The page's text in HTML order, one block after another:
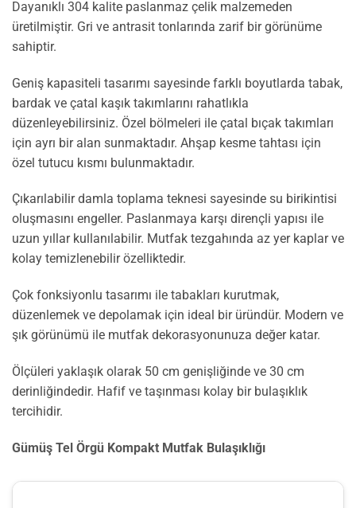
Dayanıklı 304 kalite paslanmaz çelik malzemeden
üretilmiştir. Gri ve antrasit tonlarında zarif bir görünüme
sahiptir.
Geniş kapasiteli tasarımı sayesinde farklı boyutlarda tabak,
bardak ve çatal kaşık takımlarını rahatlıkla
düzenleyebilirsiniz. Özel bölmeleri ile çatal bıçak takımları
için ayrı bir alan sunmaktadır. Ahşap kesme tahtası için
özel tutucu kısmı bulunmaktadır.
Çıkarılabilir damla toplama teknesi sayesinde su birikintisi
oluşmasını engeller. Paslanmaya karşı dirençli yapısı ile
uzun yıllar kullanılabilir. Mutfak tezgahında az yer kaplar ve
kolay temizlenebilir özelliktedir.
Çok fonksiyonlu tasarımı ile tabakları kurutmak,
düzenlemek ve depolamak için ideal bir üründür. Modern ve
şık görünümü ile mutfak dekorasyonunuza değer katar.
Ölçüleri yaklaşık olarak 50 cm genişliğinde ve 30 cm
derinliğindedir. Hafif ve taşınması kolay bir bulaşıklık
tercihidir.
Gümüş Tel Örgü Kompakt Mutfak Bulaşıklığı